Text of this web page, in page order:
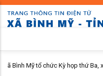
Skip
main
tổ chức Kỳ họp thứ Ba, xem xét